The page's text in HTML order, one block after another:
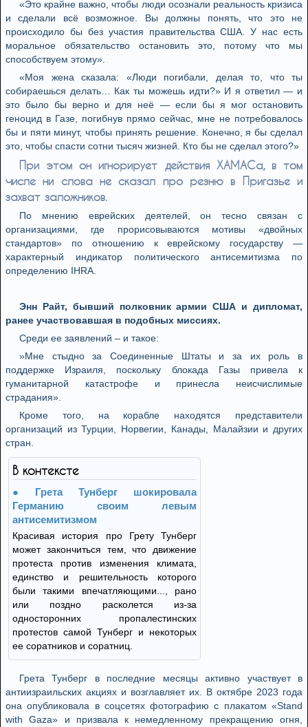
«Это крайне важно, чтобы люди осознали реальность кризиса
и сделали всё возможное. Вы должны понять, что это не
происходило бы без участия правительства США. У нас есть
моральное обязательство остановить это, потому что мы
способствуем этому».
«Моя жена сказала: «Люди погибали, делая то, что ты
собираешься делать… Как ты можешь идти?» И я ответил — и
это было бы верно и для неё — если бы я мог остановить
геноцид в Газе, погибнув прямо сейчас, мне не потребовалось
бы и пяти минут, чтобы принять решение. Конечно, я бы сделал
это, чтобы спасти сотни тысяч жизней. Кто бы не сделал этого?»
При этом он игнорирует действия ХАМАСа, в том
числе ни слова не сказал про резню в Пригазье и
захват заложников.
По мнению еврейских деятелей, он тесно связан с
организациями, где прорисовываются мотивы «двойных
стандартов» по отношению к еврейскому государству —
характерный индикатор политического антисемитизма по
определению IHRA.
Энн Райт, бывший полковник армии США и дипломат,
ранее участвовавшая в подобных миссиях.
Среди ее заявлений – и такое:
»Мне стыдно за Соединенные Штаты и за их роль в
поддержке Израиля, поскольку блокада Газы привела к
гуманитарной катастрофе и принесла неисчислимые
страдания».
Кроме того, на корабле находятся представители
организаций из Турции, Норвегии, Канады, Малайзии и других
стран.
В контексте
Грета Тунберг шокировала
Германию своим левым
антисемитизмом
Красивая история про Грету Тунберг
может закончиться тем, что движение
протеста против изменения климата,
единство и решительность которого
были такими впечатляющими..., рано
или поздно расколется из-за
односторонних пропалестинских
протестов самой Тунберг и некоторых
ее соратников и соратниц.
Грета Тунберг в последние месяцы активно участвует в
антиизраильских акциях и возглавляет их. В октябре 2023 года
она опубликовала в соцсетях фотографию с плакатом «Stand
with Gaza» и призвала к немедленному прекращению огня,